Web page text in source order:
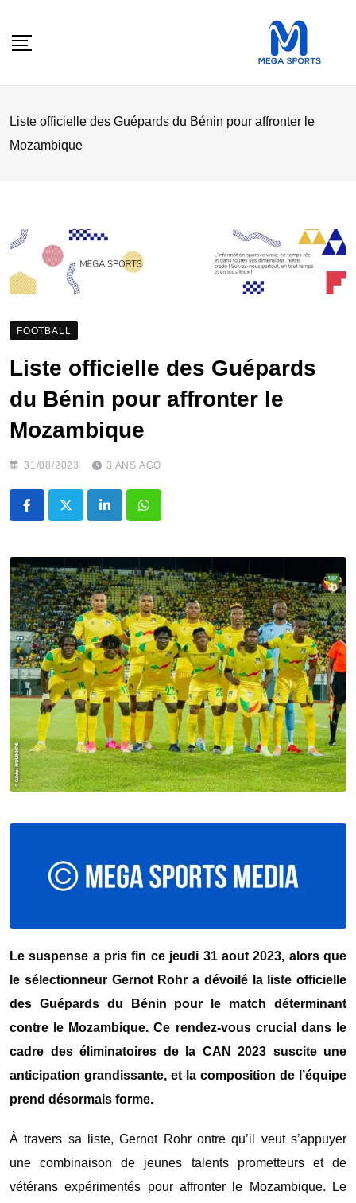
Liste officielle des Guépards du Bénin pour affronter le
Mozambique
FOOTBALL
Liste officielle des Guépards
du Bénin pour affronter le
Mozambique
31/08/2023 3 ANS AGO
LinkedInWhatsapp
Le suspense a pris fin ce jeudi 31 aout 2023, alors que
le sélectionneur Gernot Rohr a dévoilé la liste officielle
des Guépards du Bénin pour le match déterminant
contre le Mozambique. Ce rendez-vous crucial dans le
cadre des éliminatoires de la CAN 2023 suscite une
anticipation grandissante, et la composition de l’équipe
prend désormais forme.
À travers sa liste, Gernot Rohr ontre qu’il veut s’appuyer
une combinaison de jeunes talents prometteurs et de
vétérans expérimentés pour affronter le Mozambique. Le